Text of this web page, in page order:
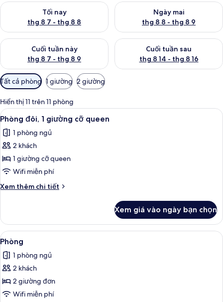
Tối nay
thg 8 7 - thg 8 8
Kiểm tra lượng phòng tối nay từ thg 8 7 - thg 8 8
Ngày mai
thg 8 8 - thg 8 9
Kiểm tra lượng phòng ngày
Cuối tuần này
thg 8 7 - thg 8 9
Kiểm tra lượng phòng cuối tuần này từ thg 8 7 - thg 8 9
Cuối tuần sau
thg 8 14 - thg 8 16
Kiểm tra lượng phòng cuối
Bộ
lọc
có
thể
dùng
để
lọc
tìm
phòng
Tất cả phòng 1 giường 2 giường
Hiển thị 11 trên 11 phòng
Xem
tất
cả
ảnh
Phòng
đôi,
1
giường
queen
Bộ đồ giường kháng dị ứng, nệm
4
Phòng đôi, 1 giường cỡ queen
1 phòng ngủ
2 khách
1 giường cỡ queen
Wifi miễn phí
Xem thêm chi tiết
Chi
Phòng
đôi,
1
giường
cỡ
queen
Xem giá vào ngày bạn chọn
Xem
tất
cả
ảnh
Phòng
Bộ đồ giường kháng dị ứng, nệm
4
Phòng
1 phòng ngủ
2 khách
2 giường đơn
Wifi miễn phí